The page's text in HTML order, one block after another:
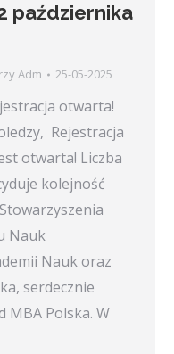
października
Adm 25-05-2025
otwarta!
Rejestracja
otwarta! Liczba
kolejność
Nauk
Nauk oraz
serdecznie
MBA Polska. W